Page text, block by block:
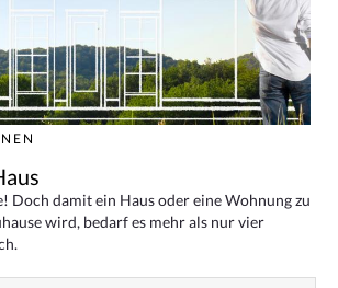
Doch damit ein Haus oder eine Wohnung zu
wird, bedarf es mehr als nur vier